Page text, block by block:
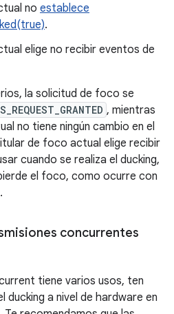
no establece
.
elige no recibir eventos de
la solicitud de foco se
, mientras
no tiene ningún cambio en el
de foco actual elige recibir
cuando se realiza el ducking,
el foco, como ocurre con
concurrentes
tiene varios usos, ten
ducking a nivel de hardware en